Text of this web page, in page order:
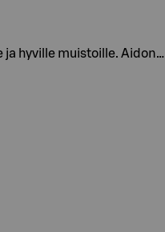
ja hyville muistoille. Aidon…